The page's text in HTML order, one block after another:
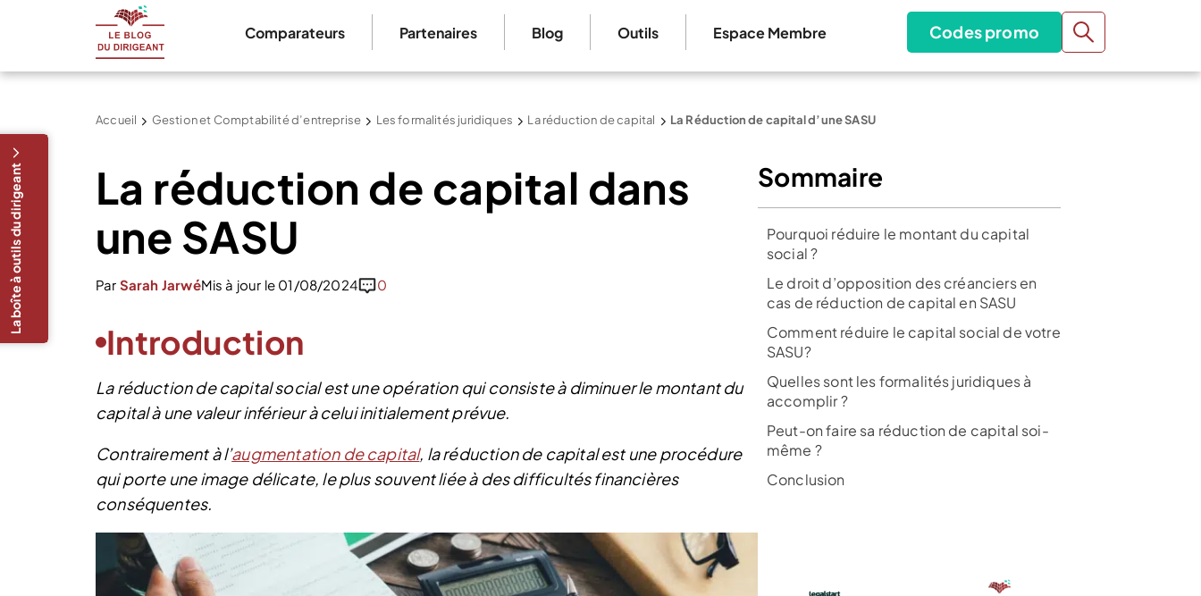
Comparateurs Partenaires Blog Outils Espace Membre Codes promo
Accueil Gestion et Comptabilité d’entreprise Les formalités juridiques La réduction de capital La Réduction de capital d’une SASU
La réduction de capital dans
une SASU
Par Sarah JarwéMis à jour le 01/08/2024 0
Introduction
La réduction de capital social est une opération qui consiste à diminuer le montant du
capital à une valeur inférieur à celui initialement prévue.
Contrairement à l’augmentation de capital, la réduction de capital est une procédure
qui porte une image délicate, le plus souvent liée à des difficultés financières
conséquentes.
La boîte à outils du dirigeant Sommaire
Pourquoi réduire le montant du capital
social ?
Le droit d’opposition des créanciers en
cas de réduction de capital en SASU
Comment réduire le capital social de votre
SASU?
Quelles sont les formalités juridiques à
accomplir ?
Peut-on faire sa réduction de capital soi-
même ?
Conclusion